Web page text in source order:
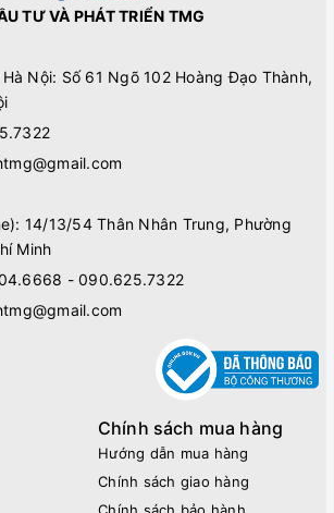
TƯ VÀ PHÁT TRIỂN TMG
Nội: Số 61 Ngõ 102 Hoàng Đạo Thành,
14/13/54 Thân Nhân Trung, Phường
Minh
- 090.625.7322
Chính sách mua hàng
Hướng dẫn mua hàng
Chính sách giao hàng
Chính sách bảo hành